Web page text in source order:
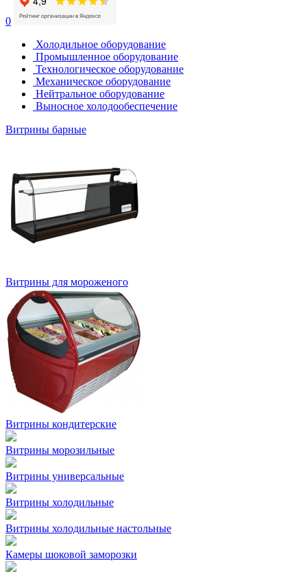
0
Холодильное оборудование
Промышленное оборудование
Технологическое оборудование
Механическое оборудование
Нейтральное оборудование
Выносное холодообеспечение
Витрины барные
Витрины для мороженого
Витрины кондитерские
Витрины морозильные
Витрины универсальные
Витрины холодильные
Витрины холодильные настольные
Камеры шоковой заморозки